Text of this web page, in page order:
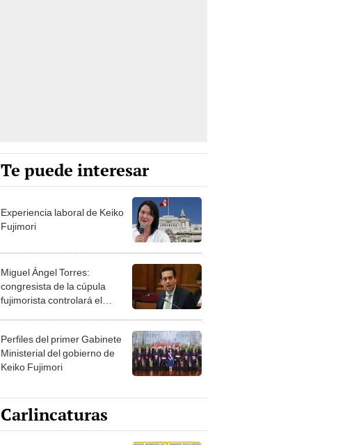
Te puede interesar
Experiencia laboral de Keiko
Fujimori
Miguel Ángel Torres:
congresista de la cúpula
fujimorista controlará el
Perfiles del primer Gabinete
Ministerial del gobierno de
Keiko Fujimori
Carlincaturas